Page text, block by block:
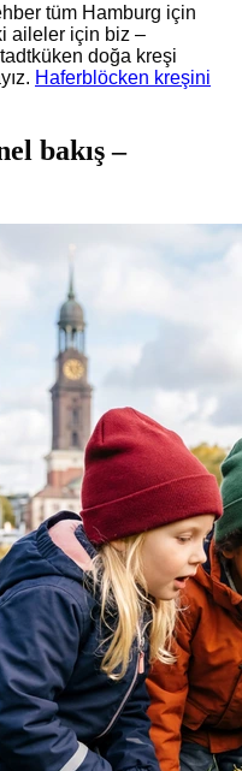
tüm Hamburg için
aileler için biz –
doğa kreşi
Haferblöcken kreşini
bakış –